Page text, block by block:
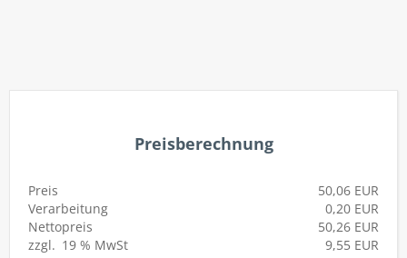
Preisberechnung
Preis
50,06 EUR
Verarbeitung
0,20 EUR
Nettopreis
50,26 EUR
zzgl. 19 % MwSt 9,55 EUR